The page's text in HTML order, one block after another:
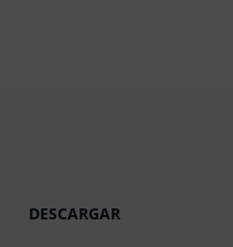
DESCARGAR